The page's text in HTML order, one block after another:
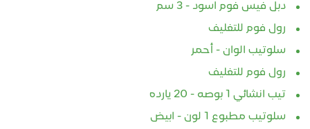
دبل فيس فوم اسود - 3 سم
رول فوم للتغليف
سلوتيب الوان - أحمر
رول فوم للتغليف
تيب انشائي 1 بوصه - 20 يارده
سلوتيب مطبوع 1 لون - ابيض